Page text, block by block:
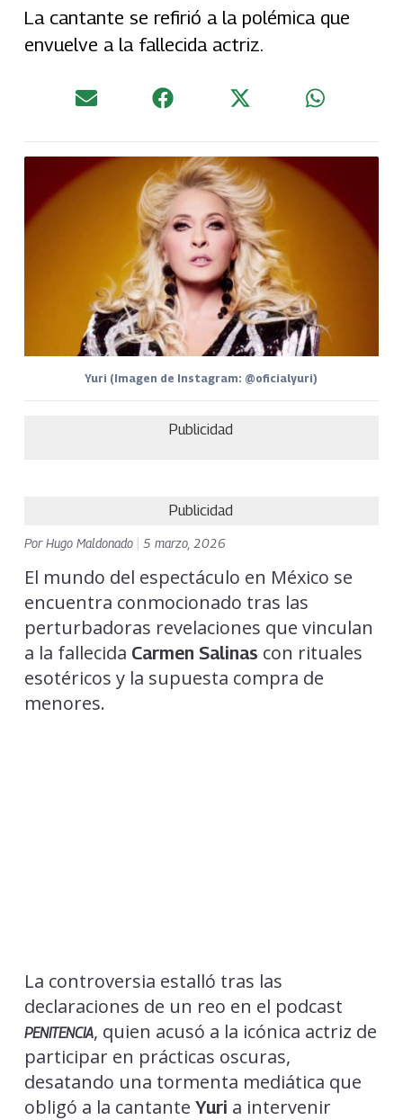
La cantante se refirió a la polémica que
envuelve a la fallecida actriz.
Yuri (Imagen de Instagram: @oficialyuri)
Publicidad
Publicidad
PorHugo Maldonado 5 marzo, 2026
El mundo del espectáculo en México se
encuentra conmocionado tras las
perturbadoras revelaciones que vinculan
a la fallecida Carmen Salinas con rituales
esotéricos y la supuesta compra de
menores.
La controversia estalló tras las
declaraciones de un reo en el podcast
PENITENCIA, quien acusó a la icónica actriz de
participar en prácticas oscuras,
desatando una tormenta mediática que
obligó a la cantante Yuri a intervenir